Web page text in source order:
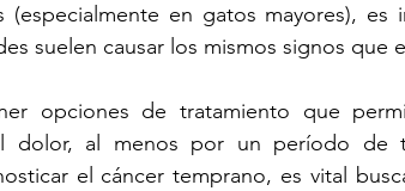
(especialmente en gatos mayores), es
suelen causar los mismos signos que
opciones de tratamiento que
dolor, al menos por un período de
el cáncer temprano, es vital